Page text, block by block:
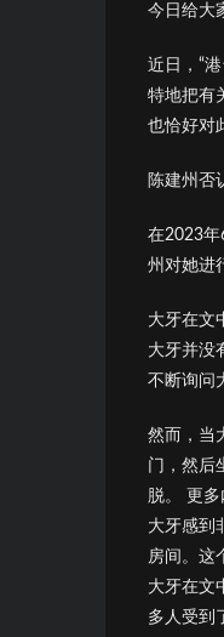
今日给大
近日，“
特地把有
也恰好对
陈建州否
在2023年
州对她进
大牙在文
大牙并没
不断询问
然而，当
门，然后
脱。 更多
大牙感到
房间。这
大牙在文
多人受到